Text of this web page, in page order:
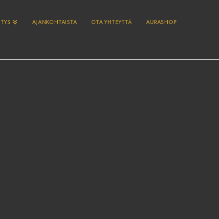
AJANKOHTAISTA OTA YHTEYTTÄ AURASHOP